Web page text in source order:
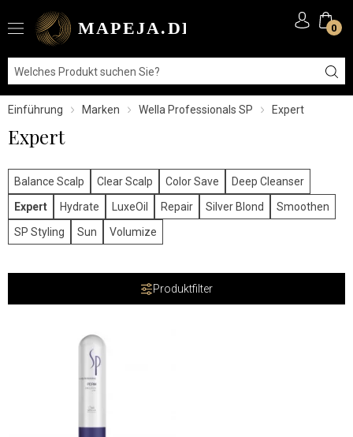
0
Einführung Marken Wella Professionals SP Expert
Expert
Balance Scalp Clear Scalp Color Save
Deep Cleanser
Expert
Hydrate LuxeOil Repair Silver Blond
Smoothen
SP Styling
Sun Volumize
Produktfilter